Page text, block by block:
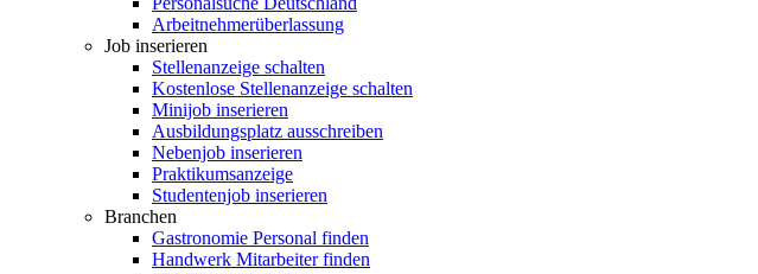
Arbeitnehmerüberlassung
Job inserieren
Stellenanzeige schalten
Kostenlose Stellenanzeige schalten
Minijob inserieren
Ausbildungsplatz ausschreiben
Nebenjob inserieren
Praktikumsanzeige
Studentenjob inserieren
Branchen
Gastronomie Personal finden
Handwerk Mitarbeiter finden